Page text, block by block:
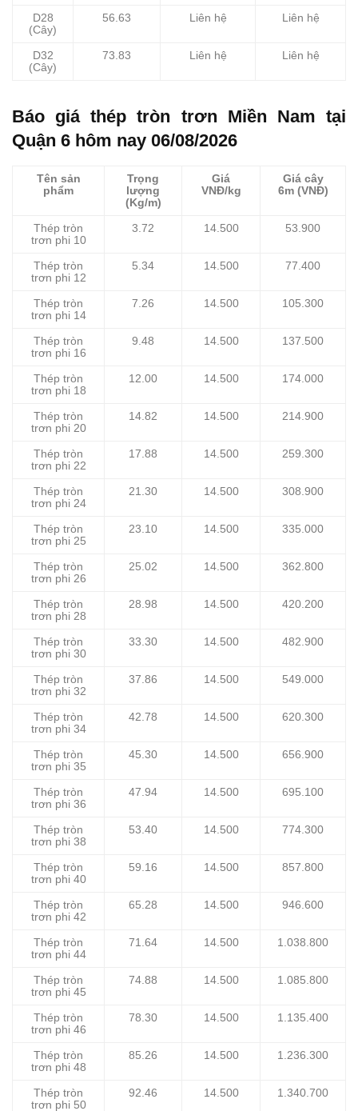
D28
(Cây)
56.63 Liên hệ Liên hệ
D32
(Cây)
73.83 Liên hệ Liên hệ
Báo giá thép tròn trơn Miền Nam tại
Quận 6 hôm nay 06/08/2026
Tên sản
phẩm
Trọng
lượng
(Kg/m)
Giá
VNĐ/kg
Giá cây
6m (VNĐ)
Thép tròn
trơn phi 10
3.72 14.500 53.900
Thép tròn
trơn phi 12
5.34 14.500 77.400
Thép tròn
trơn phi 14
7.26 14.500 105.300
Thép tròn
trơn phi 16
9.48 14.500 137.500
Thép tròn
trơn phi 18
12.00 14.500 174.000
Thép tròn
trơn phi 20
14.82 14.500 214.900
Thép tròn
trơn phi 22
17.88 14.500 259.300
Thép tròn
trơn phi 24
21.30 14.500 308.900
Thép tròn
trơn phi 25
23.10 14.500 335.000
Thép tròn
trơn phi 26
25.02 14.500 362.800
Thép tròn
trơn phi 28
28.98 14.500 420.200
Thép tròn
trơn phi 30
33.30 14.500 482.900
Thép tròn
trơn phi 32
37.86 14.500 549.000
Thép tròn
trơn phi 34
42.78 14.500 620.300
Thép tròn
trơn phi 35
45.30 14.500 656.900
Thép tròn
trơn phi 36
47.94 14.500 695.100
Thép tròn
trơn phi 38
53.40 14.500 774.300
Thép tròn
trơn phi 40
59.16 14.500 857.800
Thép tròn
trơn phi 42
65.28 14.500 946.600
Thép tròn
trơn phi 44
71.64 14.500 1.038.800
Thép tròn
trơn phi 45
74.88 14.500 1.085.800
Thép tròn
trơn phi 46
78.30 14.500 1.135.400
Thép tròn
trơn phi 48
85.26 14.500 1.236.300
Thép tròn
trơn phi 50
92.46 14.500 1.340.700